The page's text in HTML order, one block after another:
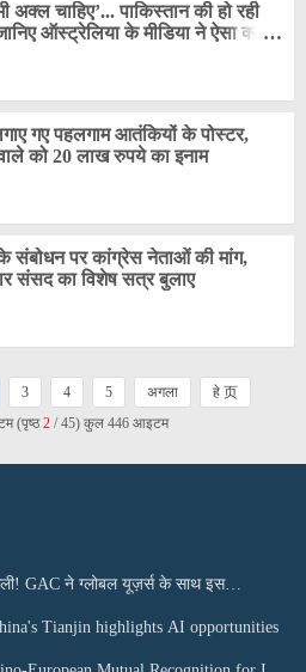
चाहिए’... पाकिस्तान की हो रही
ऑस्ट्रेलिया के मीडिया ने ऐसा क्या
गए पहलगाम आतंकियों के पोस्‍टर,
को 20 लाख रुपये का इनाम
के संबोधन पर कांग्रेस नेताओं की मांग,
संसद का विशेष सत्र बुलाए
3 4 5 अगला
हे 页
(पृष्ठ2/ 45) कुल 446 आइटम
GAC ने ग्लोबल यूज़र्स के साथ इस
Tianjin highlights AI opportunities